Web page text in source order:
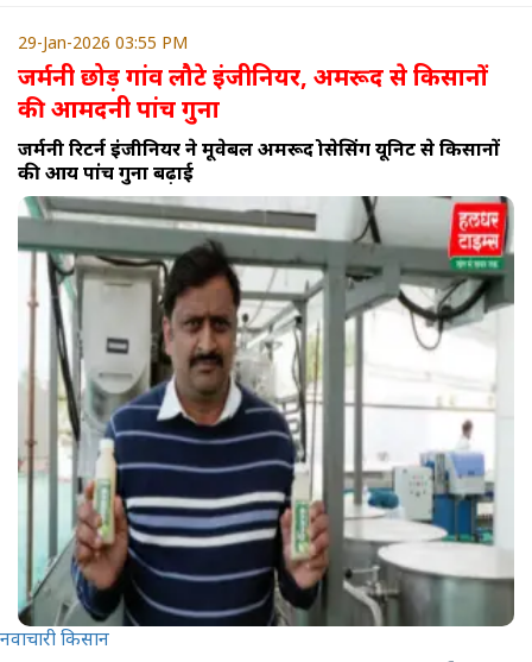
29-Jan-2026 03:55 PM
जर्मनी छोड़ गांव लौटे इंजीनियर, अमरूद से किसानों
की आमदनी पांच गुना
जर्मनी रिटर्न इंजीनियर ने मूवेबल अमरूद प्रोसेसिंग यूनिट से किसानों
की आय पांच गुना बढ़ाई
नवाचारी किसान